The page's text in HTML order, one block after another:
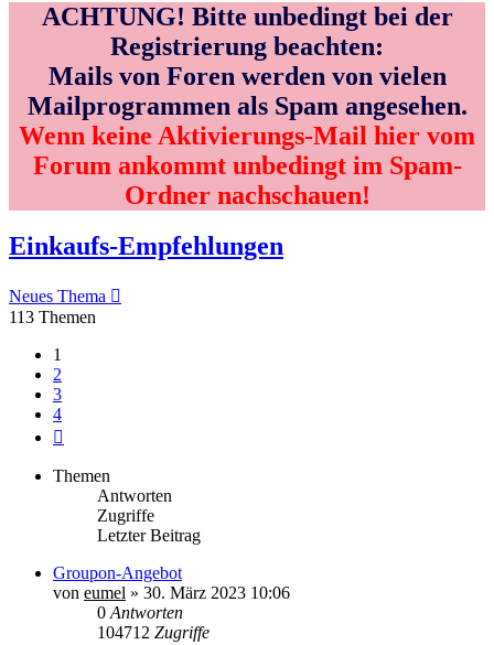
ACHTUNG! Bitte unbedingt bei der
Registrierung beachten:
Mails von Foren werden von vielen
Mailprogrammen als Spam angesehen.
Wenn keine Aktivierungs-Mail hier vom
Forum ankommt unbedingt im Spam-
Ordner nachschauen!
Einkaufs-Empfehlungen
Neues Thema
113 Themen
1
2
3
4
Themen
Antworten
Zugriffe
Letzter Beitrag
Groupon-Angebot
von eumel » 30. März 2023 10:06
0 Antworten
104712 Zugriffe